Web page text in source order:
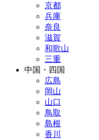
京都
兵庫
奈良
滋賀
和歌山
三重
中国・四国
広島
岡山
山口
鳥取
島根
香川